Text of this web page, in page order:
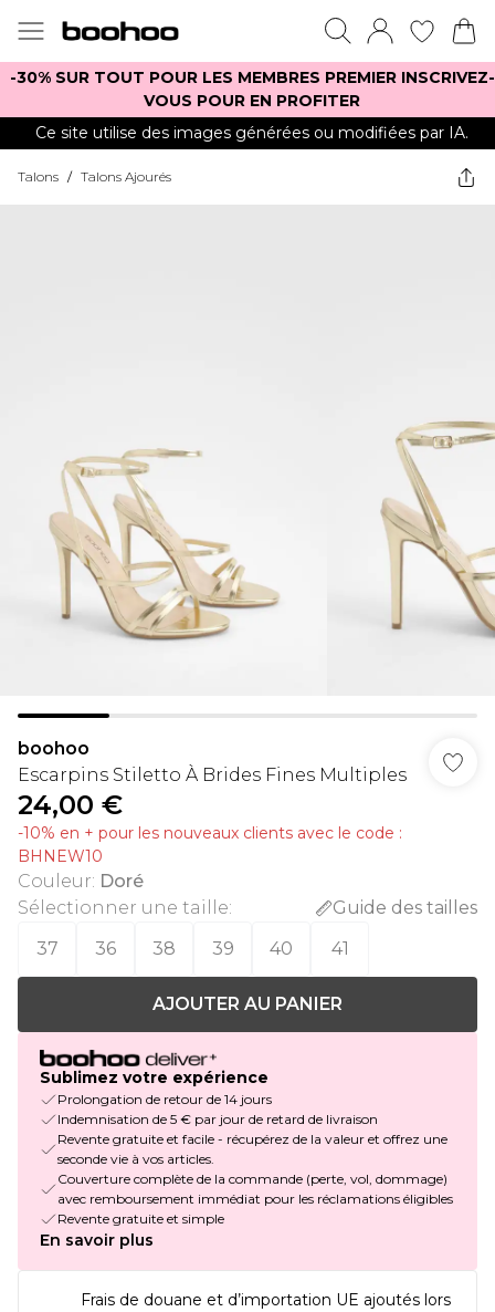
-30% SUR TOUT POUR LES MEMBRES PREMIER INSCRIVEZ-
VOUS POUR EN PROFITER
Ce site utilise des images générées ou modifiées par IA.
Talons / Talons Ajourés
boohoo
Escarpins Stiletto À Brides Fines Multiples
24,00 €
-10% en + pour les nouveaux clients avec le code :
BHNEW10
Couleur: Doré
Sélectionner une taille:
Guide des tailles
37
36 38 39 40 41
AJOUTER AU PANIER
Sublimez votre expérience
Prolongation de retour de 14 jours
Indemnisation de 5 € par jour de retard de livraison
Revente gratuite et facile - récupérez de la valeur et offrez une
seconde vie à vos articles.
Couverture complète de la commande (perte, vol, dommage)
avec remboursement immédiat pour les réclamations éligibles
Revente gratuite et simple
En savoir plus
Frais de douane et d’importation UE ajoutés lors